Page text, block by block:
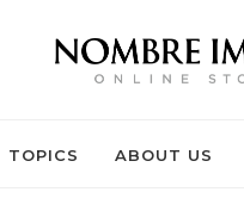
TOPICS ABOUT US